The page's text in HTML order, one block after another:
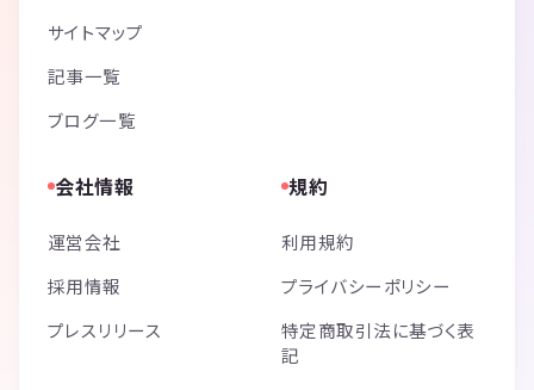
サイトマップ
記事一覧
ブログ一覧
会社情報
運営会社
採用情報
プレスリリース
規約
利用規約
プライバシーポリシー
特定商取引法に基づく表
記